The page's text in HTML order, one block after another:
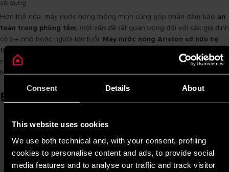
Consent Details About
This website uses cookies
We use both technical and, with your consent, profiling
cookies to personalise content and ads, to provide social
media features and to analyse our traffic and track visitor
sử dụng.
Hơn thế nữa, máy nước nóng thông minh cũng góp phần đảm bảo an
toàn trong phòng tắm, một vấn đề rất quan trọng đối với các gia đình
có trẻ nhỏ hoặc người lớn tuổi. Máy nước nóng Ariston sở hữu hệ
thống bảo vệ nhiều lớp
mức, đáp ứng kỳ vọng về an toàn của các ngôi nhà hiện đại tại Việt
Nam.
Bài viết liên quan